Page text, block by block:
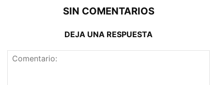
SIN COMENTARIOS
DEJA UNA RESPUESTA